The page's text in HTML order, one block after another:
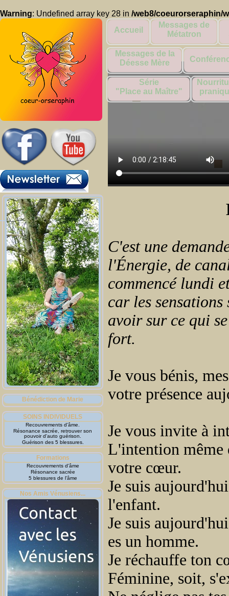
Warning: Undefined array key 28 in /web8/coeurorseraphin/
Bénédiction de Marie
SOINS INDIVIDUELS
Recouvrements d'âme.
Résonance sacrée, retrouver son
pouvoir d'auto guérison.
Guérison des 5 blessures.
Formations
Recouvrements d'âme
Résonance sacrée
5 blessures de l'âme
Nos Amis Vénusiens...
Accueil
Messages de
Métatron
Messages de la
Déesse Mère
Série
"Place au Maître"
Pour télécharger le fichier
C'est une
l'Énergie, de
commencé lundi
car les
avoir sur ce qui
fort.
Je vous bénis,
votre présence
Je vous invite à
L'intention même
votre cœur.
Je suis
l'enfant.
Je suis
es un homme.
Je réchauffe ton
Féminine, soit,